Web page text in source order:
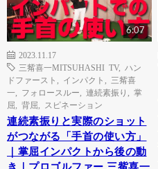
6:07
2023.11.17
三觜喜一MITSUHASHI TV, ハン
ドファースト
インパクト
三觜喜
一
フォロースルー 連続素振り
掌
屈
背屈 スピネーション
連続素振りと実際のショット
がつながる「手首の使い方」
｜掌屈インパクトから後の動